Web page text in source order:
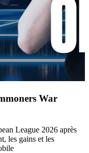
War
League 2026 après
les gains et les